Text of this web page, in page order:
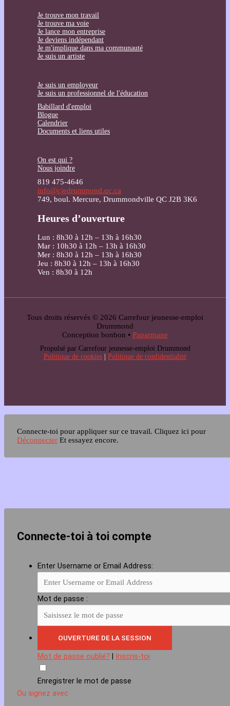
Je trouve mon travail
Je trouve ma voie
Je lance mon entreprise
Je deviens indépendant
Je m'implique dans ma communauté
Je suis un artiste
Je suis un employeur
Je suis un professionnel de l'éducation
Babillard d'emploi
Blogue
Calendrier
Documents et liens utiles
On est qui ?
Nous joindre
819 475-4646
info@cjedrummond.qc.ca
749, boul. Mercure, Drummondville QC J2B 3K6
Heures d’ouverture
Lun : 8h30 à 12h – 13h à 16h30
Mar : 10h30 à 12h – 13h à 16h30
Mer : 8h30 à 12h – 13h à 16h30
Jeu : 8h30 à 12h – 13h à 16h30
Ven : 8h30 à 12h
Tous droits réservés © 2026 Carrefour jeunesse-emploi
Drummond
Conception bonbon • Paparmane
Propulsé par Carrefour jeunesse-emploi Drummond
Politique de cookies | Politique de confidentialité
Connecte-toi pour appliquer sur ce travail. Cliquez ici pour
Déconnecter Et essayez encore.
Connecte-toi à toi compte
Enter Username or Email Address:
Mot de passe :
Mot de passe oublié? Inscris-toi
Enregistrer le mot de passe
Ou signez avec